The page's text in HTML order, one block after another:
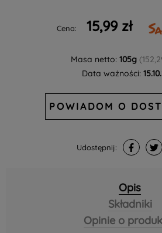
Cena: 15,99 zł
Masa netto: 105g
Data ważności:
POWIADOM O
Udostępnij:
Opis
Składniki
Opinie o